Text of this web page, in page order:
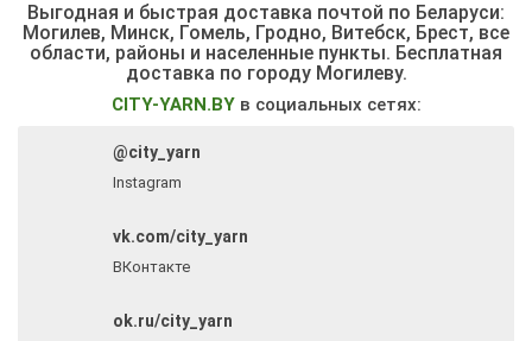
Выгодная и быстрая доставка почтой по Беларуси:
Могилев, Минск, Гомель, Гродно, Витебск, Брест, все
области, районы и населенные пункты. Бесплатная
доставка по городу Могилеву.
CITY-YARN.BYв социальных сетях:
@city_yarn
Instagram
vk.com/city_yarn
ВКонтакте
ok.ru/city_yarn